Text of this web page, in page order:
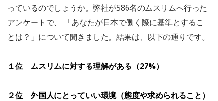
っているのでしょうか。弊社が586名のムスリムへ行った
アンケートで、 「あなたが日本で働く際に基準とするこ
とは？」について聞きました。結果は、以下の通りです。
１位 ムスリムに対する理解がある（27%）
２位 外国人にとっていい環境（態度や求められること）